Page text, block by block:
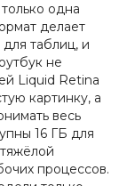
одна
делает
таблиц, и
не
Liquid Retina
картинку, а
весь
16 ГБ для
процессов.